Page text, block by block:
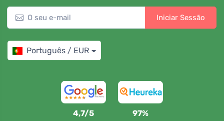
Iniciar Sessão
Português / EUR
4,7/5 97%